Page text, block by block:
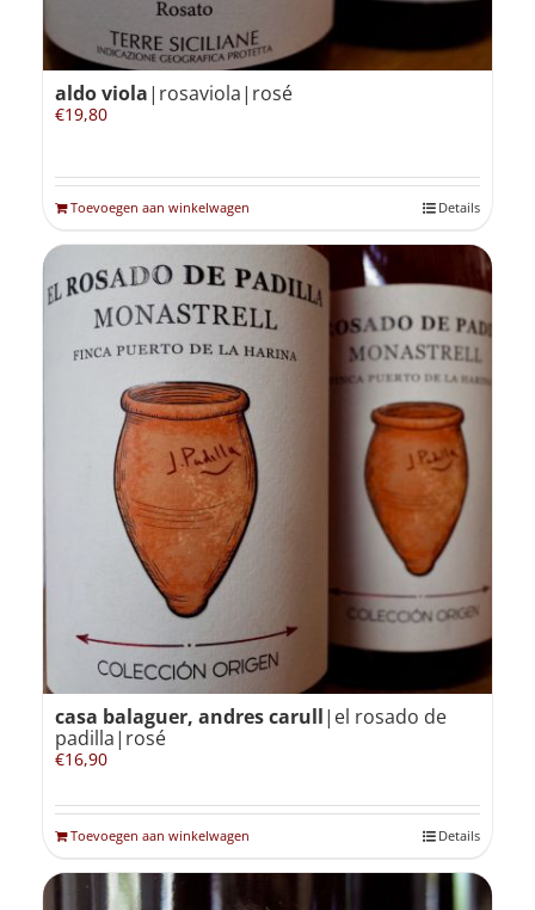
Mijn Account
Zoeken
naar:
aldo viola|rosaviola|rosé
€19,80
Toevoegen aan winkelwagen Details
casa balaguer, andres carull|el rosado de
padilla|rosé
€16,90
Toevoegen aan winkelwagen Details